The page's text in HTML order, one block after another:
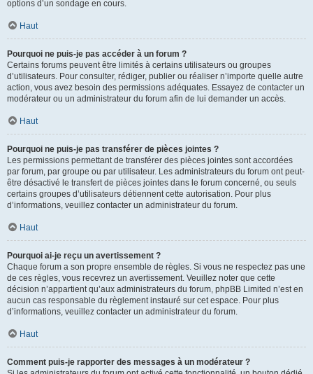
options d’un sondage en cours.
Haut
Pourquoi ne puis-je pas accéder à un forum ?
Certains forums peuvent être limités à certains utilisateurs ou groupes
d’utilisateurs. Pour consulter, rédiger, publier ou réaliser n’importe quelle autre
action, vous avez besoin des permissions adéquates. Essayez de contacter un
modérateur ou un administrateur du forum afin de lui demander un accès.
Haut
Pourquoi ne puis-je pas transférer de pièces jointes ?
Les permissions permettant de transférer des pièces jointes sont accordées
par forum, par groupe ou par utilisateur. Les administrateurs du forum ont peut-
être désactivé le transfert de pièces jointes dans le forum concerné, ou seuls
certains groupes d’utilisateurs détiennent cette autorisation. Pour plus
d’informations, veuillez contacter un administrateur du forum.
Haut
Pourquoi ai-je reçu un avertissement ?
Chaque forum a son propre ensemble de règles. Si vous ne respectez pas une
de ces règles, vous recevrez un avertissement. Veuillez noter que cette
décision n’appartient qu’aux administrateurs du forum, phpBB Limited n’est en
aucun cas responsable du règlement instauré sur cet espace. Pour plus
d’informations, veuillez contacter un administrateur du forum.
Haut
Comment puis-je rapporter des messages à un modérateur ?